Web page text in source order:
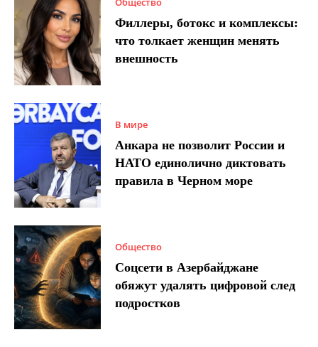
Филлеры, ботокс и комплексы:
что толкает женщин менять
внешность
В мире
Анкара не позволит России и
НАТО единолично диктовать
правила в Черном море
Общество
Соцсети в Азербайджане
обяжут удалять цифровой след
подростков